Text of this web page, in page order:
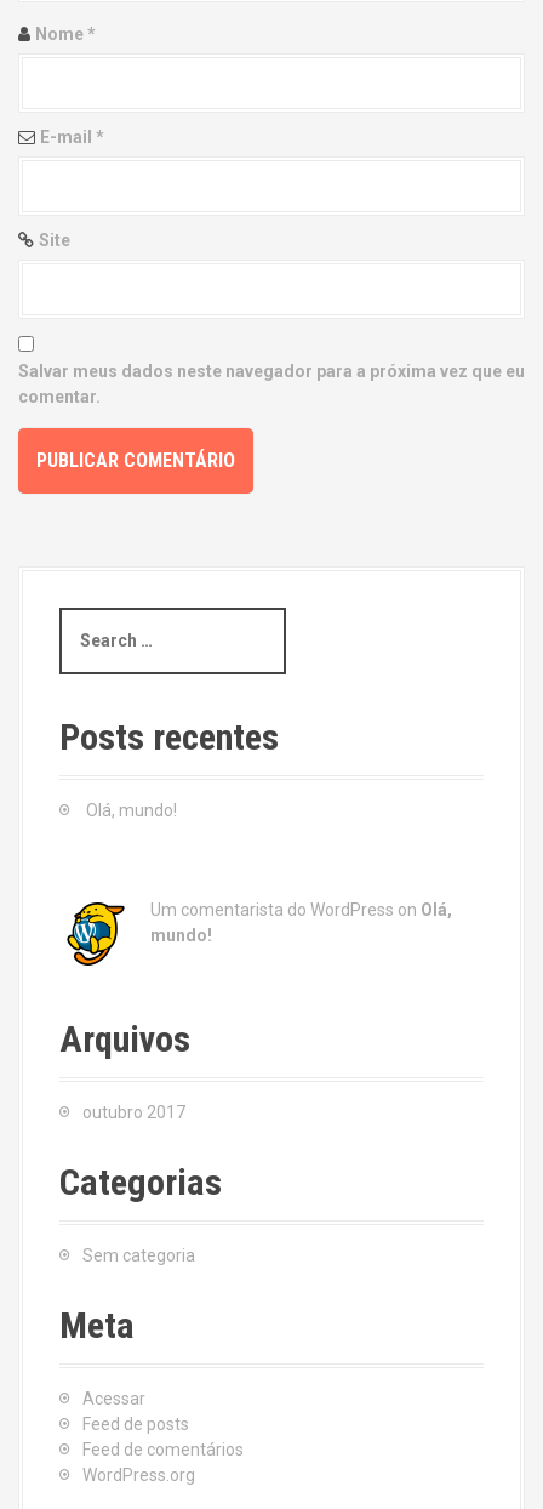
i
n
Nome*
E-mail *
Site
Salvar meus dados neste navegador para a próxima vez que eu
comentar.
a
c
h
Posts recentes
Olá, mundo!
Um comentarista do WordPress on Olá,
mundo!
Arquivos
outubro 2017
Categorias
Sem categoria
Meta
Acessar
Feed de posts
Feed de comentários
WordPress.org